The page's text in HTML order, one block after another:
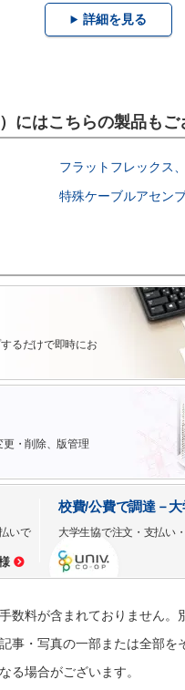
詳細を見る
にはこちらの製品もご
フラットフレックス
特殊ケーブルアセン
るだけで即時にお
・削除、版管理
いで
校費/公費で調達－
大学生協で注文・支払い
料が含まれておりません。
・写真の一部または全部を
る場合がございます。